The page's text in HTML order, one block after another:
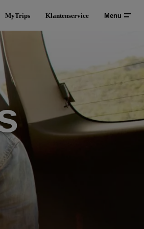
MyTrips Klantenservice Menu